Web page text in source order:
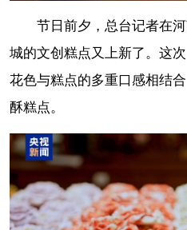
节日前夕，总台记者在
城的文创糕点又上新了。这
花色与糕点的多重口感相结
酥糕点。